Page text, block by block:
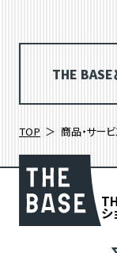
THE BASE
TOP 商品・サー
シ